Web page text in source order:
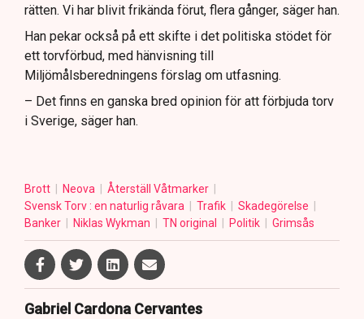
rätten. Vi har blivit frikända förut, flera gånger, säger han.
Han pekar också på ett skifte i det politiska stödet för
ett torvförbud, med hänvisning till
Miljömålsberedningens förslag om utfasning.
– Det finns en ganska bred opinion för att förbjuda torv
i Sverige, säger han.
Brott Neova
Återställ Våtmarker
Svensk Torv : en naturlig råvara
Trafik
Skadegörelse
Banker
Niklas Wykman TN original Politik Grimsås
Gabriel Cardona Cervantes